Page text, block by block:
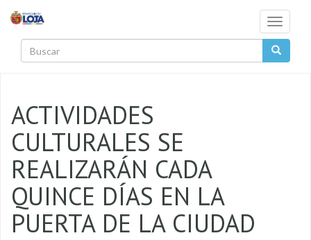
Toggle
ACTIVIDADES
CULTURALES SE
REALIZARÁN CADA
QUINCE DÍAS EN LA
PUERTA DE LA CIUDAD